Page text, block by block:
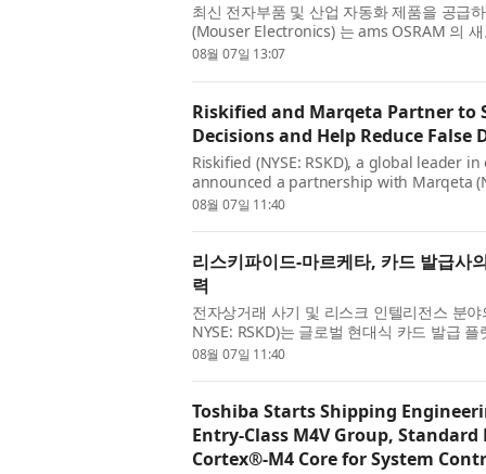
최신 전자부품 및 산업 자동화 제품을 공급
(Mouser Electronics) 는 ams OSRAM 의
다고 밝혔다. OSLON Black IR:6 LED 는 운...
08월 07일 13:07
Riskified and Marqeta Partner to
Decisions and Help Reduce False
Riskified (NYSE: RSKD), a global leader
announced a partnership with Marqeta
platform, to give card issuers on Mar...
08월 07일 11:40
리스키파이드-마르케타, 카드 발급사
력
전자상거래 사기 및 리스크 인텔리전스 분
NYSE: RSKD)는 글로벌 현대식 카드 발급
을 체결했다고 발표했다. 이번 협력을...
08월 07일 11:40
Toshiba Starts Shipping
Entry‑Class M4V Group,
Cortex®‑M4 Core for System